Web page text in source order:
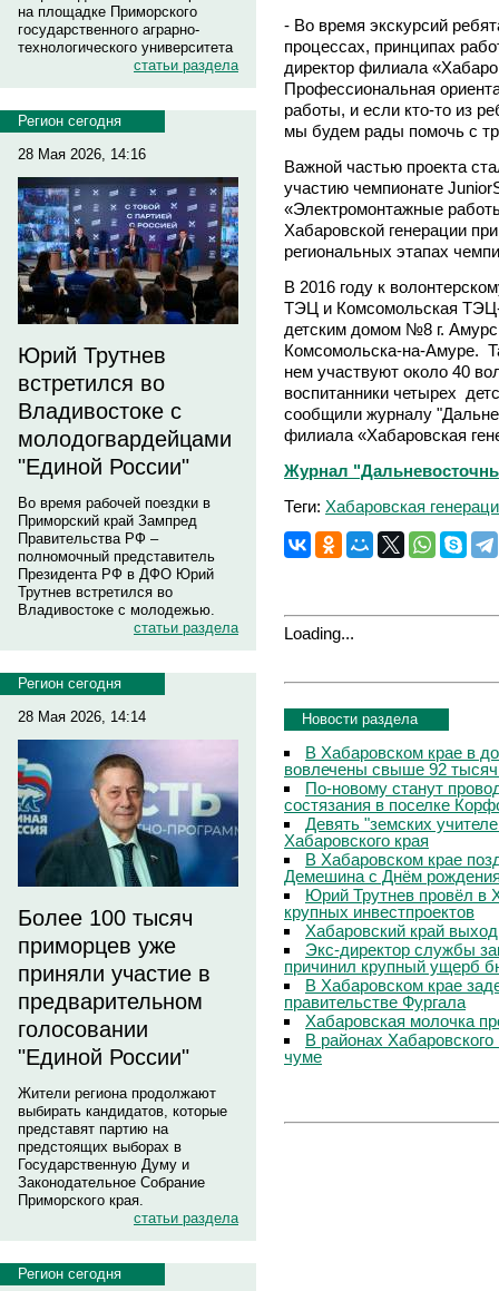
на площадке Приморского
государственного аграрно-
технологического университета
статьи раздела
Регион сегодня
28 Мая 2026, 14:16
Юрий Трутнев
встретился во
Владивостоке с
молодогвардейцами
"Единой России"
Во время рабочей поездки в
Приморский край Зампред
Правительства РФ –
полномочный представитель
Президента РФ в ДФО Юрий
Трутнев встретился во
Владивостоке с молодежью.
статьи раздела
Регион сегодня
28 Мая 2026, 14:14
Более 100 тысяч
приморцев уже
приняли участие в
предварительном
голосовании
"Единой России"
Жители региона продолжают
выбирать кандидатов, которые
представят партию на
предстоящих выборах в
Государственную Думу и
Законодательное Собрание
Приморского края.
статьи раздела
Регион сегодня
- Во время экскурсий
процессах, принципах
директор филиала
Профессиональная
работы, и если кто-то из
мы будем рады помочь с
Важной частью проекта
участию чемпионате
«Электромонтажные
Хабаровской генерации
региональных этапах
В 2016 году к
ТЭЦ и Комсомольская
детским домом №8 г.
Комсомольска-на-Амуре.
нем участвуют около 40
воспитанники четырех
сообщили журналу
филиала «Хабаровская
Журнал
Теги: Хабаровская
Loading...
Новости раздела
В Хабаровском крае в
вовлечены свыше 92 тысяч
По-новому станут
состязания в поселке
Девять "земских
Хабаровского края
В Хабаровском крае
Демешина с Днём
Юрий Трутнев провёл в
крупных инвестпроектов
Хабаровский край
Экс-директор службы
причинил крупный ущерб
В Хабаровском крае
правительстве Фургала
Хабаровская молочка
В районах
чуме